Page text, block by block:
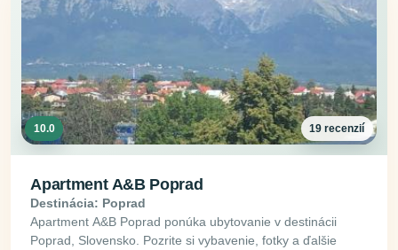
10.0 19 recenzií
Apartment A&B Poprad
Destinácia: Poprad
Apartment A&B Poprad ponúka ubytovanie v destinácii
Poprad, Slovensko. Pozrite si vybavenie, fotky a ďalšie